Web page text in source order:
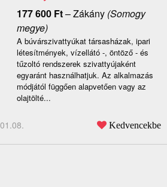
177 600 Ft–Zákány(Somogy
megye)
A búvárszivattyúkat társasházak, ipari
létesítmények, vízellátó -, öntöző - és
tűzoltó rendszerek szivattyújaként
egyaránt használhatjuk. Az alkalmazás
módjától függően alapvetően vagy az
olajtölté...
Kedvencekbe